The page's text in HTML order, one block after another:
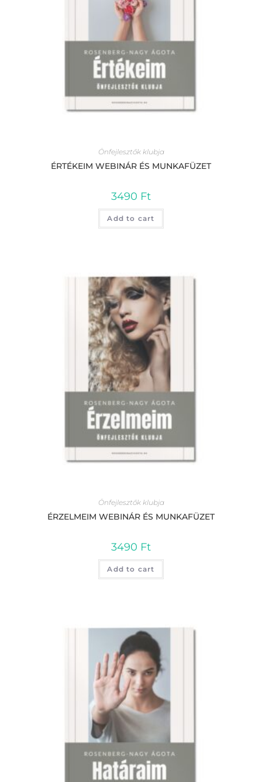
Önfejlesztők klubja
ÉRTÉKEIM WEBINÁR ÉS MUNKAFÜZET
3490 Ft
Add to cart
Önfejlesztők klubja
ÉRZELMEIM WEBINÁR ÉS MUNKAFÜZET
3490 Ft
Add to cart